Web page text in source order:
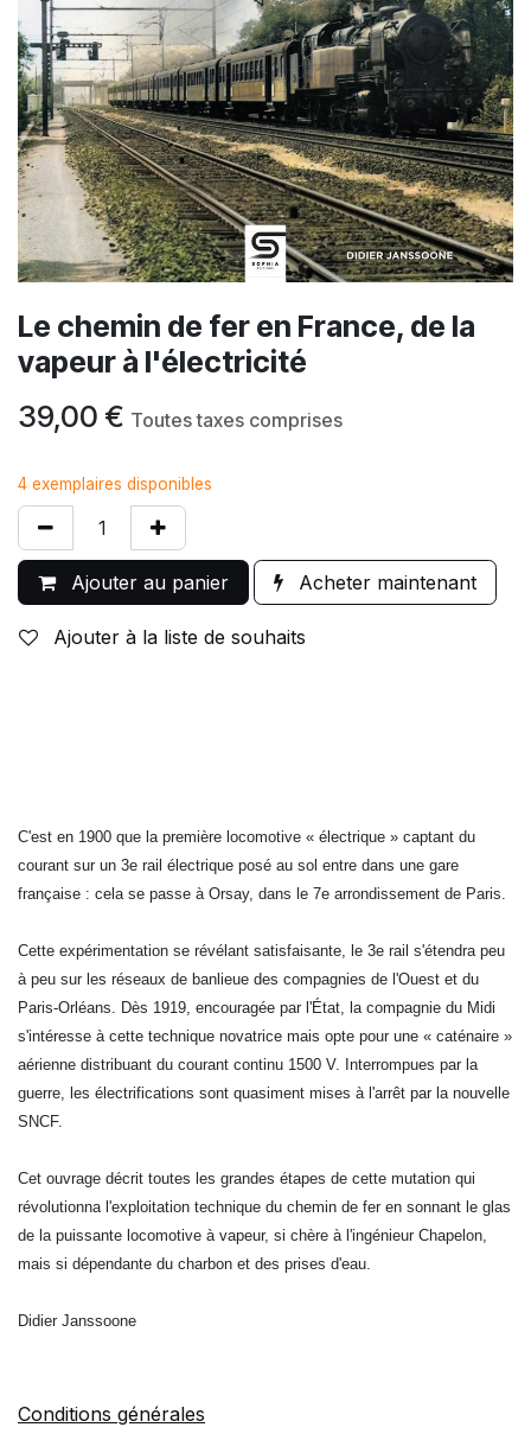
Le chemin de fer en France, de la
vapeur à l'électricité
39,00 € Toutes taxes comprises
4 exemplaires disponibles
Ajouter au panier Acheter maintenant
Ajouter à la liste de souhaits
C'est en 1900 que la première locomotive « électrique » captant du
courant sur un 3e rail électrique posé au sol entre dans une gare
française : cela se passe à Orsay, dans le 7e arrondissement de Paris.
Cette expérimentation se révélant satisfaisante, le 3e rail s'étendra peu
à peu sur les réseaux de banlieue des compagnies de l'Ouest et du
Paris-Orléans. Dès 1919, encouragée par l'État, la compagnie du Midi
s'intéresse à cette technique novatrice mais opte pour une « caténaire »
aérienne distribuant du courant continu 1500 V. Interrompues par la
guerre, les électrifications sont quasiment mises à l'arrêt par la nouvelle
SNCF.
Cet ouvrage décrit toutes les grandes étapes de cette mutation qui
révolutionna l'exploitation technique du chemin de fer en sonnant le glas
de la puissante locomotive à vapeur, si chère à l'ingénieur Chapelon,
mais si dépendante du charbon et des prises d'eau.
Didier Janssoone
Conditions générales